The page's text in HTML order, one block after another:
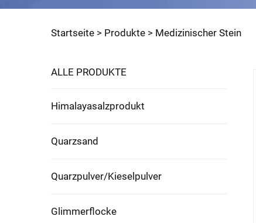
Startseite > Produkte > Medizinischer Stein
ALLE PRODUKTE
Himalayasalzprodukt
Quarzsand
Quarzpulver/Kieselpulver
Glimmerflocke